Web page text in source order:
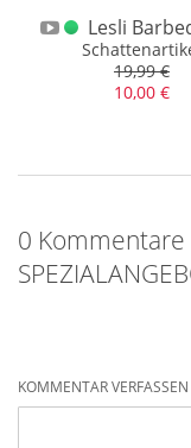
Blinkern
Lesli
19,99 €
10,00 €
0
KOMMENTAR VERFASSEN